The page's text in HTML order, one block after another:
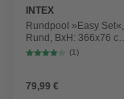
INTEX
Rundpool »Easy Set«,
Rund, BxH: 366x76 cm,
blau
(1)
79,99 €